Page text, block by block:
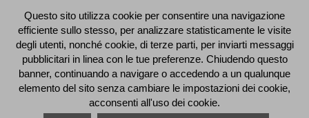
Questo sito utilizza cookie per consentire una navigazione
efficiente sullo stesso, per analizzare statisticamente le visite
degli utenti, nonché cookie, di terze parti, per inviarti messaggi
pubblicitari in linea con le tue preferenze. Chiudendo questo
banner, continuando a navigare o accedendo a un qualunque
elemento del sito senza cambiare le impostazioni dei cookie,
acconsenti all'uso dei cookie.